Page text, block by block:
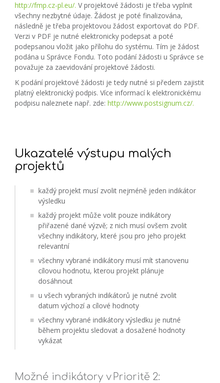
http://fmp.cz-pl.eu/. V projektové žádosti je třeba vyplnit
všechny nezbytné údaje. Žádost je poté finalizována,
následně je třeba projektovou žádost exportovat do PDF.
Verzi v PDF je nutné elektronicky podepsat a poté
podepsanou vložit jako přílohu do systému. Tím je žádost
podána u Správce Fondu. Toto podání žádosti u Správce se
považuje za zaevidování projektové žádosti.
K podání projektové žádosti je tedy nutné si předem zajistit
platný elektronický podpis. Více informací k elektronickému
podpisu naleznete např. zde: http://www.postsignum.cz/.
Ukazatelé výstupu malých
projektů
každý projekt musí zvolit nejméně jeden indikátor
výsledku
každý projekt může volit pouze indikátory
přiřazené dané výzvě; z nich musí ovšem zvolit
všechny indikátory, které jsou pro jeho projekt
relevantní
všechny vybrané indikátory musí mít stanovenu
cílovou hodnotu, kterou projekt plánuje
dosáhnout
u všech vybraných indikátorů je nutné zvolit
datum výchozí a cílové hodnoty
všechny vybrané indikátory výsledku je nutné
během projektu sledovat a dosažené hodnoty
vykázat
Možné indikátory v Prioritě 2: